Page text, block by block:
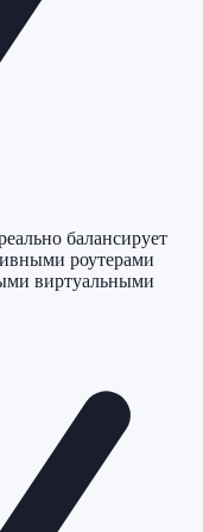
балансирует
роутерами
виртуальными